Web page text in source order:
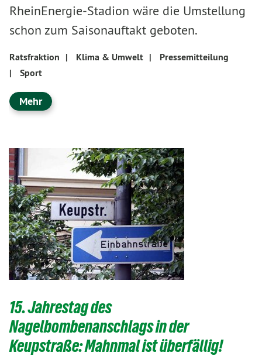
RheinEnergie-Stadion wäre die Umstellung
schon zum Saisonauftakt geboten.
Ratsfraktion | Klima & Umwelt |
Pressemitteilung
|
Sport
Mehr
15. Jahrestag des
Nagelbombenanschlags in der
Keupstraße: Mahnmal ist überfällig!